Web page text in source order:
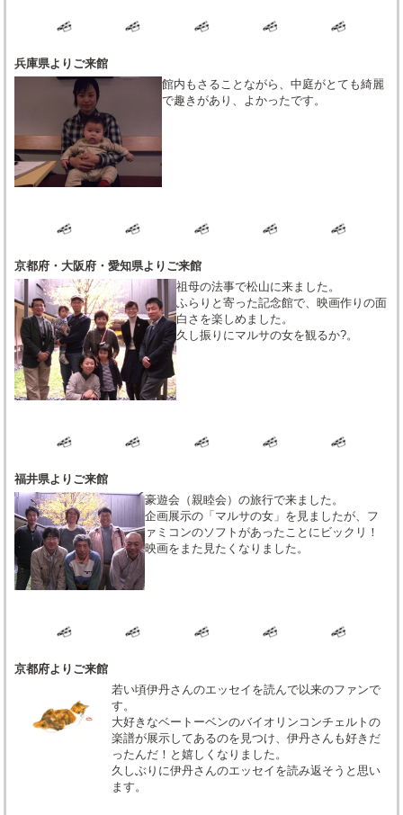
兵庫県よりご来館
館内もさることながら、中庭がとても綺麗
で趣きがあり、よかったです。
京都府・大阪府・愛知県よりご来館
祖母の法事で松山に来ました。
ふらりと寄った記念館で、映画作りの面
白さを楽しめました。
久し振りにマルサの女を観るか?。
福井県よりご来館
豪遊会（親睦会）の旅行で来ました。
企画展示の「マルサの女」を見ましたが、フ
ァミコンのソフトがあったことにビックリ！
映画をまた見たくなりました。
京都府よりご来館
若い頃伊丹さんのエッセイを読んで以来のファンで
す。
大好きなベートーベンのバイオリンコンチェルトの
楽譜が展示してあるのを見つけ、伊丹さんも好きだ
ったんだ！と嬉しくなりました。
久しぶりに伊丹さんのエッセイを読み返そうと思い
ます。